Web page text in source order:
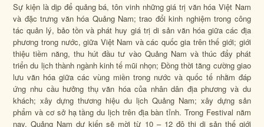
Sự kiện là dịp để quảng bá, tôn vinh những giá trị văn hóa Việt Nam
và đặc trưng văn hóa Quảng Nam; trao đổi kinh nghiệm trong công
tác quản lý, bảo tồn và phát huy giá trị di sản văn hóa giữa các địa
phương trong nước, giữa Việt Nam và các quốc gia trên thế giới; giới
thiệu tiềm năng, thu hút đầu tư vào Quảng Nam và thúc đẩy phát
triển du lịch thành ngành kinh tế mũi nhọn; Đồng thời tăng cường giao
lưu văn hóa giữa các vùng miền trong nước và quốc tế nhằm đáp
ứng nhu cầu hưởng thụ văn hóa của nhân dân địa phương và du
khách; xây dựng thương hiệu du lịch Quảng Nam; xây dựng sản
phẩm và cơ sở hạ tầng du lịch trên địa bàn tỉnh. Trong Festival năm
nay, Quảng Nam dự kiến sẽ mời từ 10 – 12 đô thị di sản thế giới